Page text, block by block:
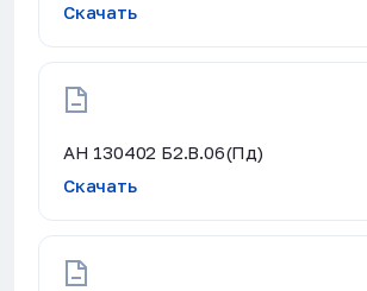
Скачать
АН 130402 Б2.В.06(Пд)
Скачать